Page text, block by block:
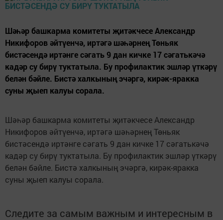
Шәһәр башкарма комитеты җитәкчесе Александр
Никифоров әйтүенчә, иртәгә шәһәрнең Төньяк
бистәсендә иртәнге сәгать 9 дан кичке 17 сәгатькәчә
кадәр су бирү туктатыла. Бу профилактик эшләр үткәрү
белән бәйле. Бистә халкының эчәргә, кирәк-яракка
суны җыеп калуы сорала.
Шәһәр башкарма комитеты җитәкчесе Александр
Никифоров әйтүенчә, иртәгә шәһәрнең Төньяк
бистәсендә иртәнге сәгать 9 дан кичке 17 сәгатькәчә
кадәр су бирү туктатыла. Бу профилактик эшләр үткәрү
белән бәйле. Бистә халкының эчәргә, кирәк-яракка
суны җыеп калуы сорала.
Следите за самым важным и интересным в